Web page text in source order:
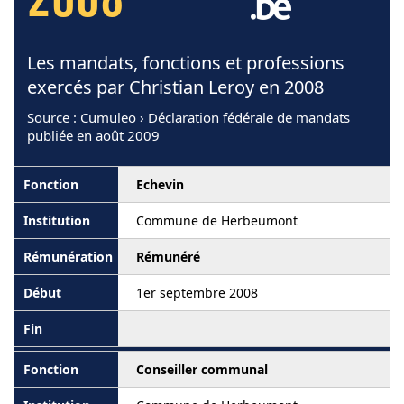
Les mandats, fonctions et professions
exercés par Christian Leroy en 2008
Source : Cumuleo › Déclaration fédérale de mandats
publiée en août 2009
Echevin
Commune de Herbeumont
Rémunéré
1er septembre 2008
Conseiller communal